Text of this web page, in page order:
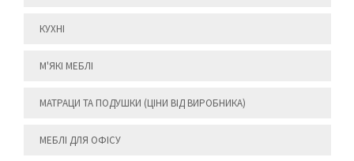
КУХНІ
М'ЯКІ МЕБЛІ
МАТРАЦИ ТА ПОДУШКИ (ЦІНИ ВІД ВИРОБНИКА)
МЕБЛІ ДЛЯ ОФІСУ